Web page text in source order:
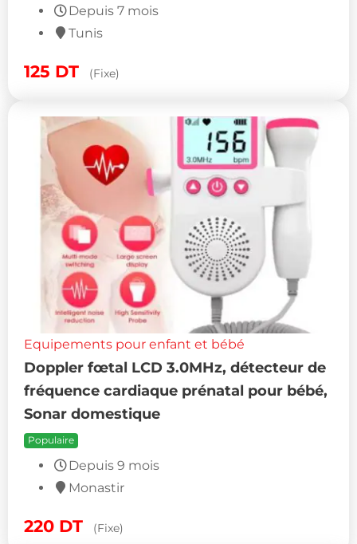
Depuis 7 mois
Tunis
125 DT (Fixe)
Equipements pour enfant et bébé
Doppler fœtal LCD 3.0MHz, détecteur de
fréquence cardiaque prénatal pour bébé,
Sonar domestique
Populaire
Depuis 9 mois
Monastir
220 DT (Fixe)